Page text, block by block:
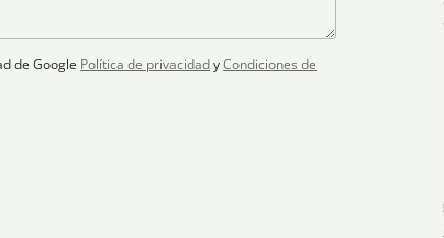
de Google Política de privacidad yCondiciones de